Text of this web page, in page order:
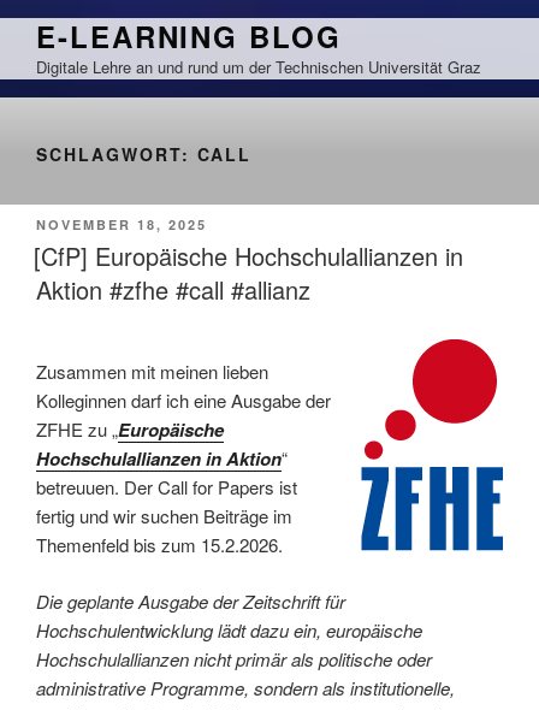
Zum
springen
E-LEARNING BLOG
Digitale Lehre an und rund um der Technischen Universität Graz
SCHLAGWORT: CALL
VERÖFFENTLICHT
AM
NOVEMBER 18, 2025
[CfP] Europäische Hochschulallianzen in
Aktion #zfhe #call #allianz
Zusammen mit meinen lieben
Kolleginnen darf ich eine Ausgabe der
ZFHE zu „Europäische
Hochschulallianzen in Aktion“
betreuuen. Der Call for Papers ist
fertig und wir suchen Beiträge im
Themenfeld bis zum 15.2.2026.
Die geplante Ausgabe der Zeitschrift für
Hochschulentwicklung lädt dazu ein, europäische
Hochschulallianzen nicht primär als politische oder
administrative Programme, sondern als institutionelle,